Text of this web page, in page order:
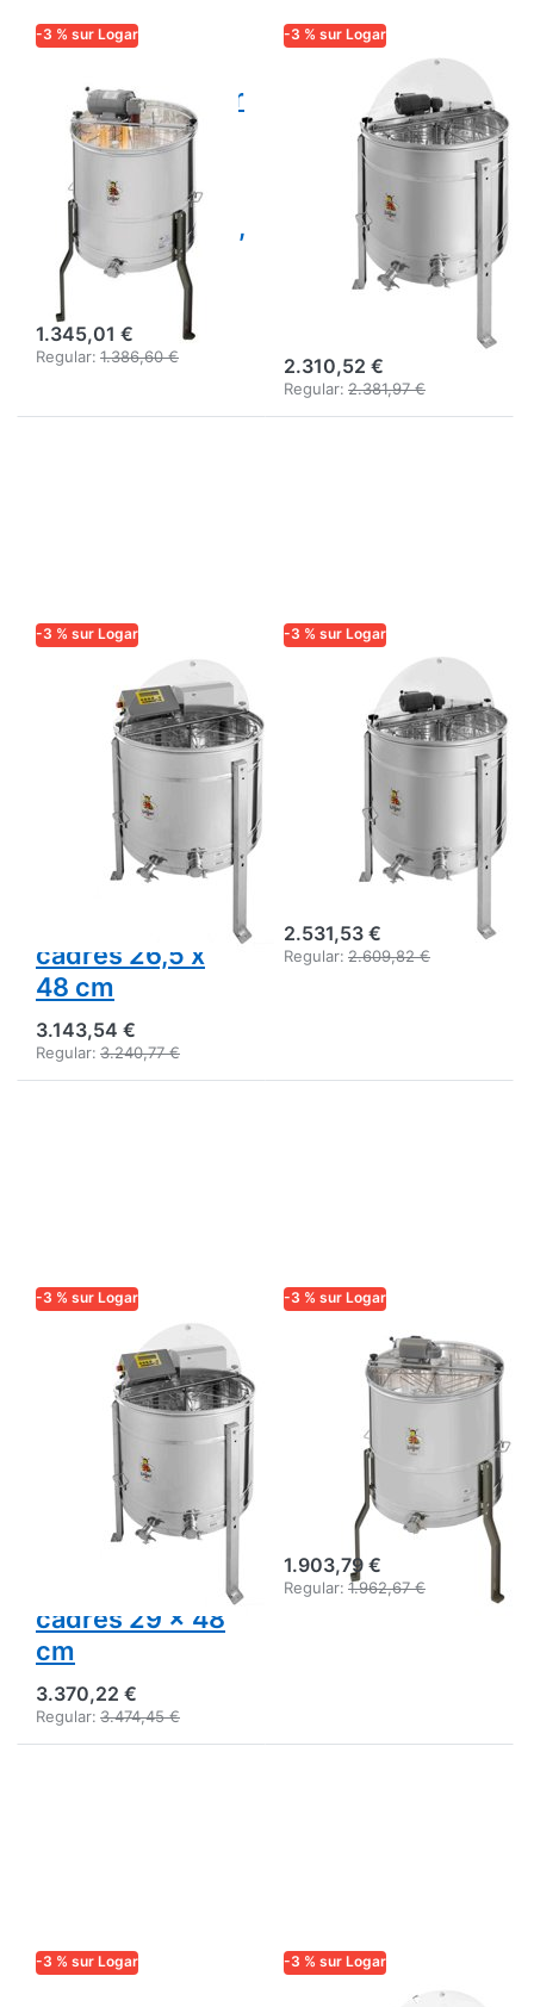
-3 % sur Logar
Logar Extracteur
4 cadres,
moteur 110 W,
cuve Ø 63 cm,
sans axe central,
cadres 37 x 48
cm, universel
1.345,01 €
Regular: 1.386,60 €
-3 % sur Logar
Extracteur 4
cadres à
retournement
automatique
Logar, cuve Ø 76
cm, moteur 110
W, cadres 26,5 x
2.310,52 €
Regular: 2.381,97 €
-3 % sur Logar
Extracteur Logar
4 cadres à
retournement
automatique,
cuve 76 cm,
moteur 180 W,
entièrement
cadres 26,5 x
48 cm
3.143,54 €
Regular: 3.240,77 €
-3 % sur Logar
Extracteur
auto‑retournant
Logar 4 cadres,
cuve Ø 76 cm,
moteur 110 W,
cadres 29 x 48
2.531,53 €
Regular: 2.609,82 €
-3 % sur Logar
Extracteur Logar
4 cadres à
retournement
automatique,
cuve Ø76,
moteur 180W,
entièrement
cadres 29 x 48
cm
3.370,22 €
Regular: 3.474,45 €
-3 % sur Logar
LOGAR TRADE
Logar Extracteur
auto-inverseur 4
cadres, cuve 63
cm, moteur 110
W, cadres 23 x
48 cm
1.903,79 €
Regular: 1.962,67 €
-3 % sur Logar -3 % sur Logar